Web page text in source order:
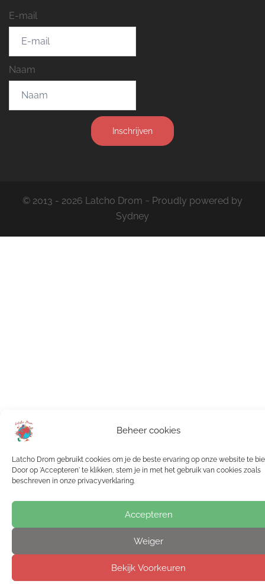
Beheer cookies
Latcho Drom gebruikt cookies om je de beste ervaring op onze website te
Door op 'Accepteren' te klikken, stem je in met het gebruik van cookies zoals
beschreven in onze privacyverklaring.
Accepteren
Weiger
Bekijk Voorkeuren
E-mail
Naam
Inschrijven
© 2013 - 2026 Latcho Drom ~ Proudly powered by
Sydney